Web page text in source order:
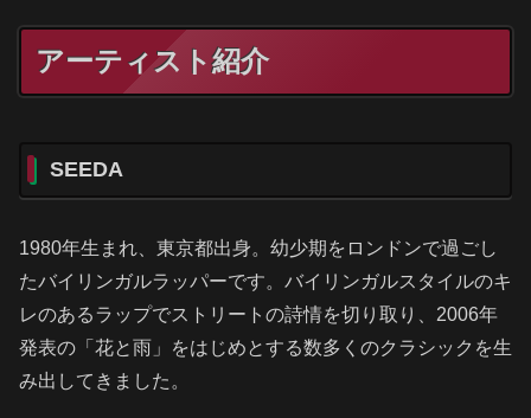
アーティスト紹介
SEEDA
1980年生まれ、東京都出身。幼少期をロンドンで過ごし
たバイリンガルラッパーです。バイリンガルスタイルのキ
レのあるラップでストリートの詩情を切り取り、2006年
発表の「花と雨」をはじめとする数多くのクラシックを生
み出してきました。